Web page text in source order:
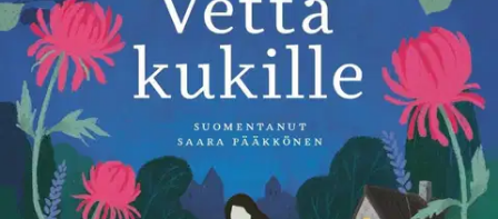
vuoden 2020 myydyin kirja ja nousi bestsellerlistoille myös Norjassa
ja Ruotsissa. Romaani on palkittu arvostetulla Prix Maison de la
Presse -palkinnolla ja Prix des lecteurs -lukijapalkinnolla, sen
pohjalta on sovitettu teatteriesitys ja siitä on tekeillä myös tv-sarja.
Valérie Perrin asuu Normandiassa miehensä kanssa.
Näytä lisää tuotekuvausta
Ominaisuudet